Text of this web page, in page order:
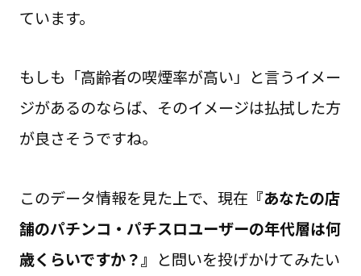
ています。
もしも「高齢者の喫煙率が高い」と言うイメー
ジがあるのならば、そのイメージは払拭した方
が良さそうですね。
このデータ情報を見た上で、現在 『あなたの店
舗のパチンコ・パチスロユーザーの年代層は何
歳くらいですか？』 と問いを投げかけてみたい